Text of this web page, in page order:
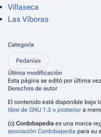
Villaseca
Las Víboras
Categoría
Pedanías
Última modificación
Esta página se editó por última
Derechos de autor
El contenido está disponible bajo
libre de GNU 1.3 o posterior a
(c) Cordobapedia es una marca
asociación Cordobapedia para su